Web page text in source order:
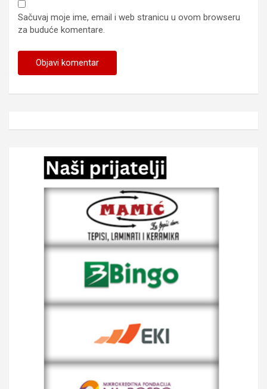
Sačuvaj moje ime, email i web stranicu u ovom browseru
za buduće komentare.